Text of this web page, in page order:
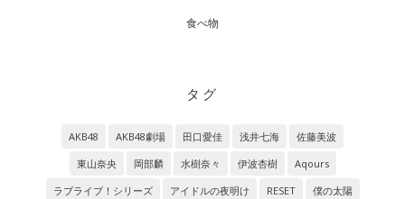
食べ物
タグ
AKB48 AKB48劇場 田口愛佳 浅井七海
佐藤美波
東山奈央
岡部麟 水樹奈々 伊波杏樹
Aqours
ラブライブ！シリーズ
アイドルの夜明け RESET
僕の太陽